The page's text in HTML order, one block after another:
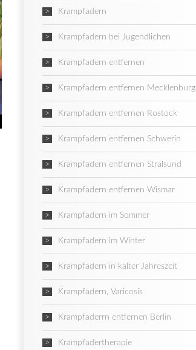
Krampfadern
Krampfadern bei Jugendlichen
Krampfadern entfernen
Krampfadern entfernen Mecklenburg
Krampfadern entfernen Rostock
Krampfadern entfernen Schwerin
Krampfadern entfernen Stralsund
Krampfadern entfernen Wismar
Krampfadern im Sommer
Krampfadern im Winter
Krampfadern in kalter Jahreszeit
Krampfadern, Varicosis
Krampfaderrn entfernen Berlin
Krampfadertherapie